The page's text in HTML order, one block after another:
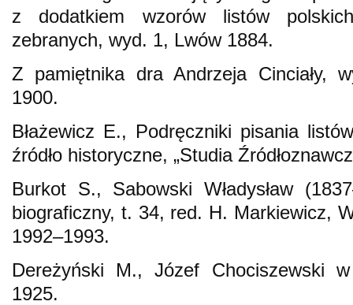
z dodatkiem wzorów listów
zebranych, wyd. 1, Lwów 1884.
Z pamiętnika dra Andrzeja Cinciały,
1900.
Błażewicz E., Podręczniki pisania
źródło historyczne, „Studia
Burkot S., Sabowski Władysław
biograficzny, t. 34, red. H. Markiewicz,
1992–1993.
Dereżyński M., Józef Chociszewski w
1925.